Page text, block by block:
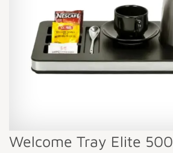
Welcome Tray Elite 500